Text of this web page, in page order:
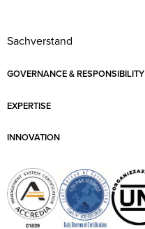
Sachverstand
GOVERNANCE & RESPONSIBILITY
EXPERTISE
INNOVATION